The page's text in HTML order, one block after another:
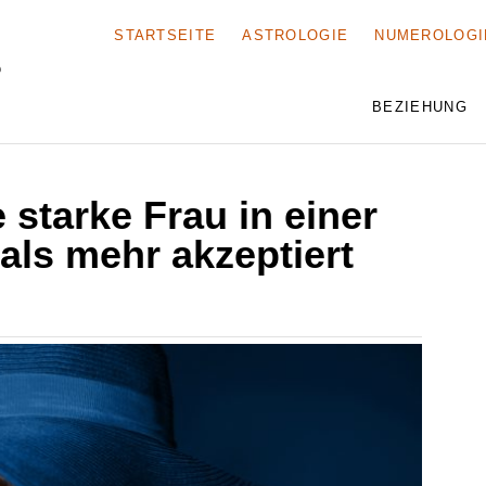
STARTSEITE ASTROLOGIE
BEZIEHUNG
starke Frau in einer
mehr akzeptiert